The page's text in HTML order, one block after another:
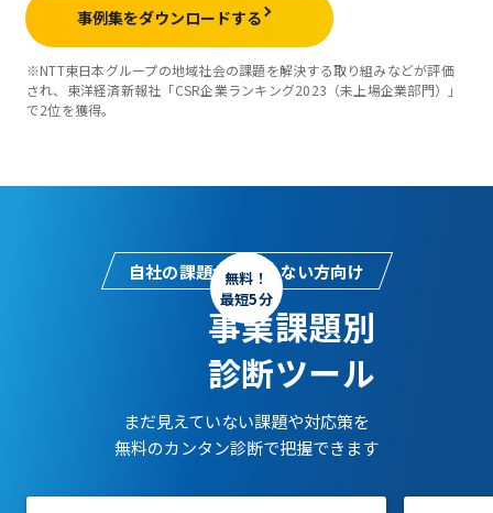
事例集をダウンロードする
※NTT東日本グループの地域社会の課題を解決する取り組みなどが評価
され、東洋経済新報社「CSR企業ランキング2023（未上場企業部門）」
で2位を獲得。
自社の課題がわからない方向け
事業課題別
診断ツール
まだ見えていない課題や対応策を
無料のカンタン診断で把握できます
無料！
最短5分